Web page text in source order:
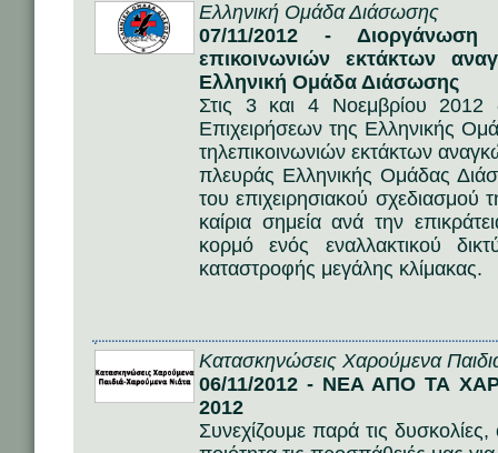
Ελληνική Ομάδα Διάσωσης
07/11/2012 - Διοργάνωση
επικοινωνιών εκτάκτων
Ελληνική Ομάδα Διάσωσης
Στις 3 και 4 Νοεμβρίου 2012
Επιχειρήσεων της Ελληνικής
τηλεπικοινωνιών εκτάκτων
πλευράς Ελληνικής Ομάδας
του επιχειρησιακού
καίρια σημεία ανά την
κορμό ενός εναλλακτικού
καταστροφής μεγάλης κλίμακας.
Κατασκηνώσεις Χαρούμενα
06/11/2012 - ΝΕΑ ΑΠΟ ΤΑ
2012
Συνεχίζουμε παρά τις